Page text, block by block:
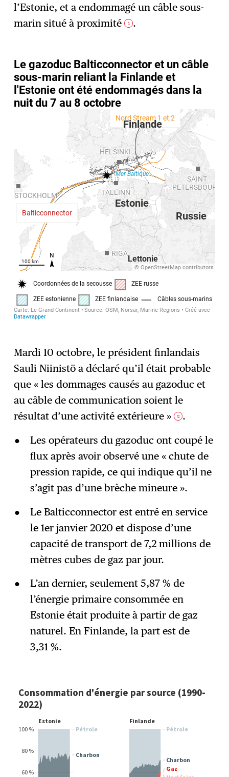
l’Estonie, et a endommagé un câble sous-
marin situé à proximité 1 .
Mardi 10 octobre, le président finlandais
Sauli Niinistö a déclaré qu’il était probable
que « les dommages causés au gazoduc et
au câble de communication soient le
résultat d’une activité extérieure » 2 .
Les opérateurs du gazoduc ont coupé le
flux après avoir observé une « chute de
pression rapide, ce qui indique qu’il ne
s’agit pas d’une brèche mineure ».
Le Balticconnector est entré en service
le 1er janvier 2020 et dispose d’une
capacité de transport de 7,2 millions de
mètres cubes de gaz par jour.
L’an dernier, seulement 5,87 % de
l’énergie primaire consommée en
Estonie était produite à partir de gaz
naturel. En Finlande, la part est de
3,31 %.